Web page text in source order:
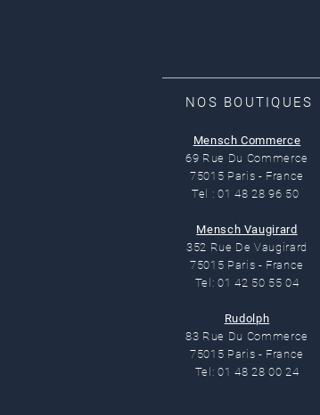
NOS BOUTIQUES
Mensch Commerce
69 Rue Du Commerce
75015 Paris - France
Tel : 01 48 28 96 50
Mensch Vaugirard
352 Rue De Vaugirard
75015 Paris - France
Tel: 01 42 50 55 04
Rudolph
83 Rue Du Commerce
75015 Paris - France
Tel: 01 48 28 00 24